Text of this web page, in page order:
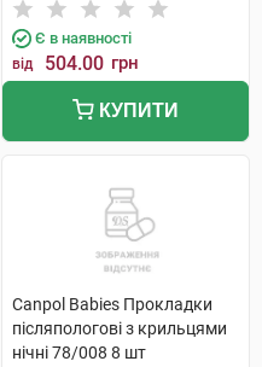
Є в наявності
від 504.00 грн
КУПИТИ
Canpol Babies Прокладки
післяпологові з крильцями
нічні 78/008 8 шт